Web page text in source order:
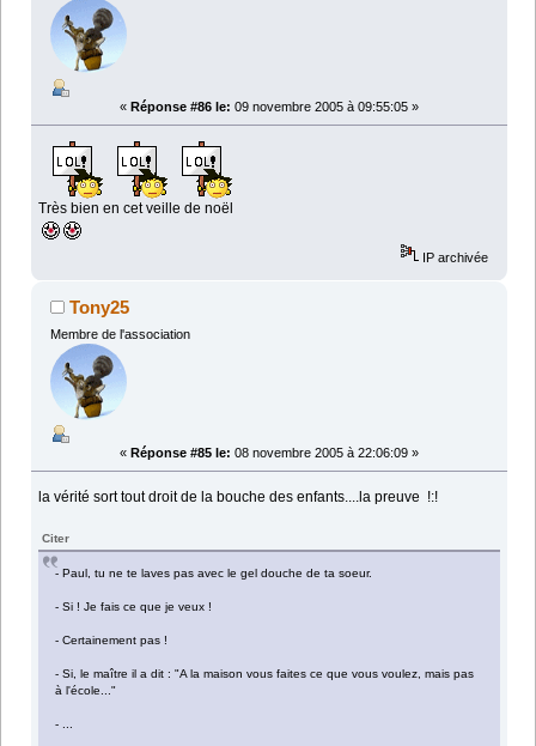
« Réponse #86 le: 09 novembre 2005 à 09:55:05 »
Très bien en cet veille de noël
IP archivée
Tony25
Membre de l'association
« Réponse #85 le: 08 novembre 2005 à 22:06:09 »
la vérité sort tout droit de la bouche des enfants....la preuve !:!
Citer
- Paul, tu ne te laves pas avec le gel douche de ta soeur.
- Si ! Je fais ce que je veux !
- Certainement pas !
- Si, le maître il a dit : "A la maison vous faites ce que vous voulez, mais pas
à l'école..."
- ...